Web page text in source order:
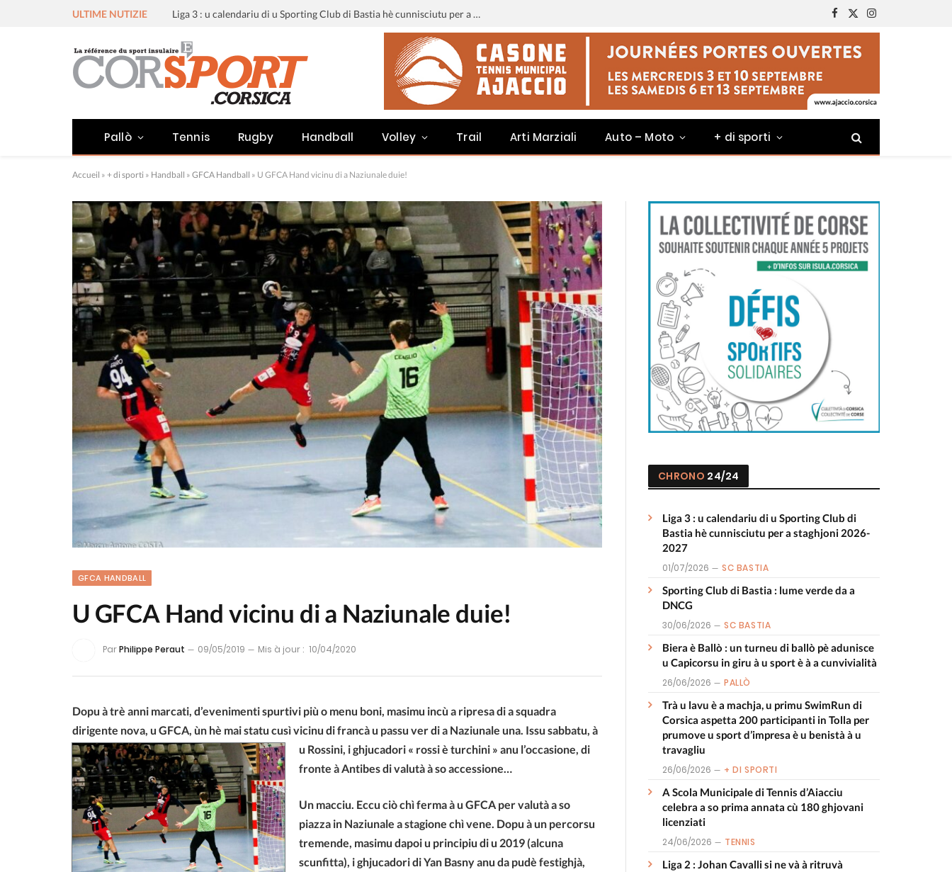
ULTIME NUTIZIE Liga 3 : u calendariu di u Sporting Club di Bastia hè cunnisciutu per a staghjoni 2026-2027
Facebook
X
(Twitter)
Instagram
Pallò Tennis Rugby Handball Volley Trail Arti Marziali Auto – Moto + di sporti
Accueil » + di sporti » Handball » GFCA Handball » U GFCA Hand vicinu di a Naziunale duie!
GFCA HANDBALL
U GFCA Hand vicinu di a Naziunale duie!
ParPhilippe Peraut 09/05/2019 Mis à jour : 10/04/2020
Dopu à trè anni marcati, d’evenimenti spurtivi più o menu boni, masimu incù a ripresa di a squadra
dirigente nova, u GFCA, ùn hè mai statu cusì vicinu di francà u passu ver di a Naziunale una. Issu sabbatu, à
u Rossini, i ghjucadori « rossi è turchini » anu l’occasione, di
fronte à Antibes di valutà à so accessione…
Un macciu. Eccu ciò chì ferma à u GFCA per valutà a so
piazza in Naziunale a stagione chì vene. Dopu à un percorsu
tremende, masimu dapoi u principiu di u 2019 (alcuna
scunfitta), i ghjucadori di Yan Basny anu da pudè festighjà,
CHRONO 24/24
Liga 3 : u calendariu di u Sporting Club di
Bastia hè cunnisciutu per a staghjoni 2026-
2027
01/07/2026 SC BASTIA
Sporting Club di Bastia : lume verde da a
DNCG
30/06/2026 SC BASTIA
Biera è Ballò : un turneu di ballò pè adunisce
u Capicorsu in giru à u sport è à a cunvivialità
26/06/2026 PALLÒ
Trà u lavu è a machja, u primu SwimRun di
Corsica aspetta 200 participanti in Tolla per
prumove u sport d’impresa è u benistà à u
travagliu
26/06/2026 + DI SPORTI
A Scola Municipale di Tennis d’Aiacciu
celebra a so prima annata cù 180 ghjovani
licenziati
24/06/2026 TENNIS
Liga 2 : Johan Cavalli si ne và à ritruvà